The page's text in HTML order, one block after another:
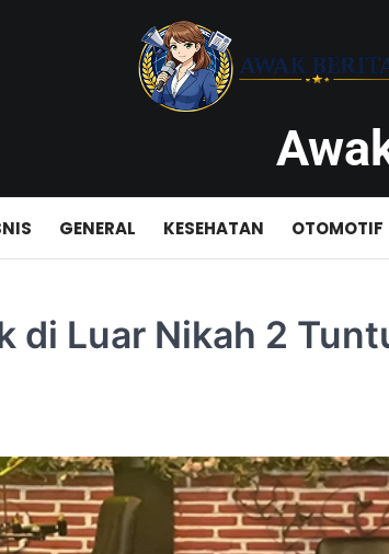
GENERAL KESEHATAN OTOMOTIF
di Luar Nikah 2